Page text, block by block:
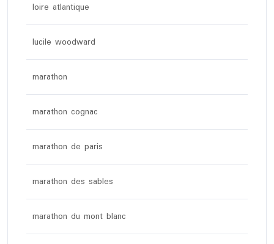
loire atlantique
lucile woodward
marathon
marathon cognac
marathon de paris
marathon des sables
marathon du mont blanc